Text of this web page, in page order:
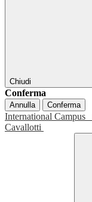
Chiudi
Conferma
Annulla Conferma
International Campus
Cavallotti